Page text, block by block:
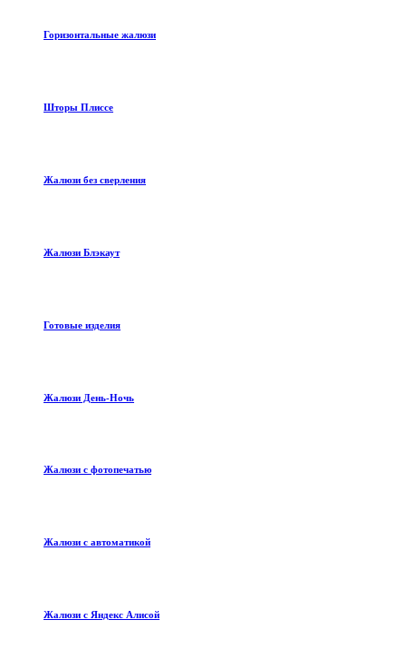
Горизонтальные жалюзи
Шторы Плиссе
Жалюзи без сверления
Жалюзи Блэкаут
Готовые изделия
Жалюзи День-Ночь
Жалюзи с фотопечатью
Жалюзи с автоматикой
Жалюзи с Яндекс Алисой